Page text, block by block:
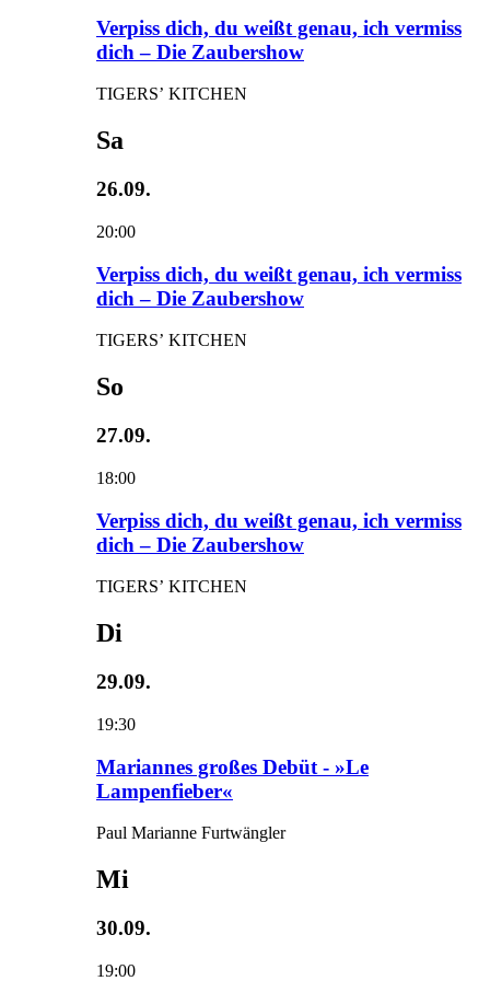
Verpiss dich, du weißt genau, ich vermiss
dich – Die Zaubershow
TIGERS’ KITCHEN
Sa
26.09.
20:00
Verpiss dich, du weißt genau, ich vermiss
dich – Die Zaubershow
TIGERS’ KITCHEN
So
27.09.
18:00
Verpiss dich, du weißt genau, ich vermiss
dich – Die Zaubershow
TIGERS’ KITCHEN
Di
29.09.
19:30
Mariannes großes Debüt - »Le
Lampenfieber«
Paul Marianne Furtwängler
Mi
30.09.
19:00